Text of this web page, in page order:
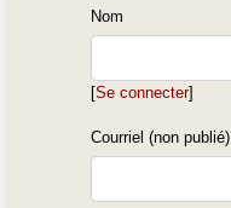
Nom
[Se connecter]
Courriel (non publié)